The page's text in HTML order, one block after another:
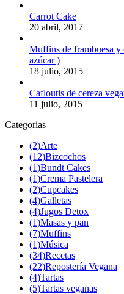
Carrot Cake
20 abril, 2017
Muffins de frambuesa y
azúcar )
18 julio, 2015
Cafloutis de cereza
11 julio, 2015
Categorias
(2)Arte
(12)Bizcochos
(1)Bundt Cakes
(1)Crema Pastelera
(2)Cupcakes
(4)Galletas
(4)Jugos Detox
(1)Masas y pan
(7)Muffins
(1)Música
(34)Recetas
(22)Repostería Vegana
(4)Tartas
(5)Tartas veganas